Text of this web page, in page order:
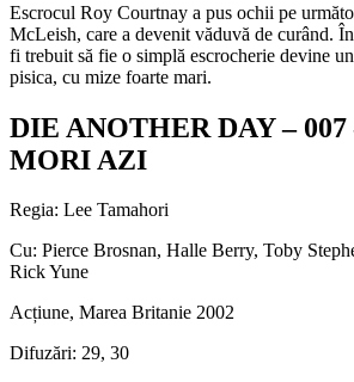
Escrocul Roy Courtnay a pus ochii pe
McLeish, care a devenit văduvă de curând.
fi trebuit să fie o simplă escrocherie devine
pisica, cu mize foarte mari.
DIE ANOTHER DAY – 007
MORI AZI
Regia: Lee Tamahori
Cu: Pierce Brosnan, Halle Berry, Toby
Rick Yune
Acțiune, Marea Britanie 2002
Difuzări: 29, 30